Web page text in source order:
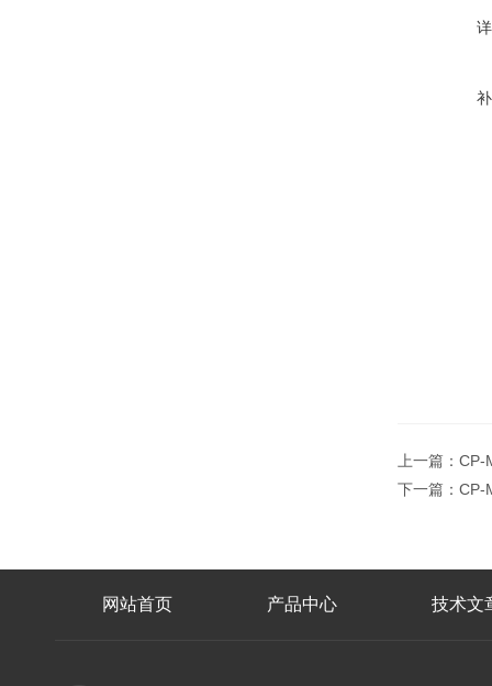
上一篇： CP-
下一篇： CP-
网站首页 产品中心 技术文